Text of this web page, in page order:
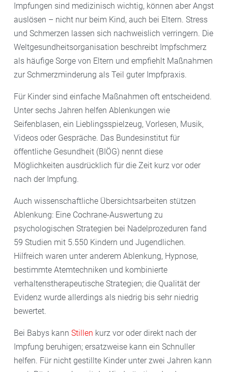
Impfungen sind medizinisch wichtig, können aber Angst
auslösen – nicht nur beim Kind, auch bei Eltern. Stress
und Schmerzen lassen sich nachweislich verringern. Die
Weltgesundheitsorganisation beschreibt Impfschmerz
als häufige Sorge von Eltern und empfiehlt Maßnahmen
zur Schmerzminderung als Teil guter Impfpraxis.
Für Kinder sind einfache Maßnahmen oft entscheidend.
Unter sechs Jahren helfen Ablenkungen wie
Seifenblasen, ein Lieblingsspielzeug, Vorlesen, Musik,
Videos oder Gespräche. Das Bundesinstitut für
öffentliche Gesundheit (BIÖG) nennt diese
Möglichkeiten ausdrücklich für die Zeit kurz vor oder
nach der Impfung.
Auch wissenschaftliche Übersichtsarbeiten stützen
Ablenkung: Eine Cochrane-Auswertung zu
psychologischen Strategien bei Nadelprozeduren fand
59 Studien mit 5.550 Kindern und Jugendlichen.
Hilfreich waren unter anderem Ablenkung, Hypnose,
bestimmte Atemtechniken und kombinierte
verhaltenstherapeutische Strategien; die Qualität der
Evidenz wurde allerdings als niedrig bis sehr niedrig
bewertet.
Bei Babys kann Stillen kurz vor oder direkt nach der
Impfung beruhigen; ersatzweise kann ein Schnuller
helfen. Für nicht gestillte Kinder unter zwei Jahren kann